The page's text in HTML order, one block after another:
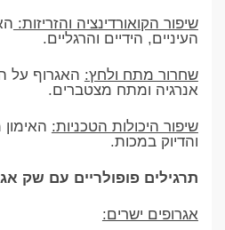
שיפור הקואורדינציה והזריזות:
העיניים, הידיים והרגליים.
שחרור מתח ולחץ: האגרוף על
אנרגיה ומתח מצטברים.
שיפור היכולות הטכניות:
והדיוק במכות.
תרגילים פופולריים עם שק
אגרופים ישרים: